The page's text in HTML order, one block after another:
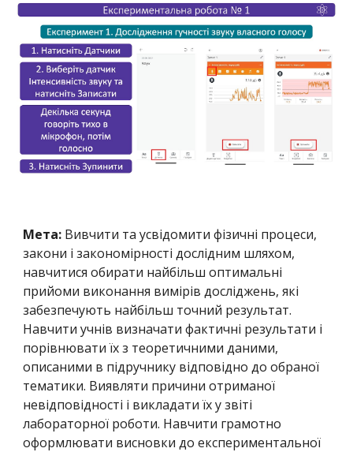
Мета: Вивчити та усвідомити фізичні процеси,
закони і закономірності дослідним шляхом,
навчитися обирати найбільш оптимальні
прийоми виконання вимірів досліджень, які
забезпечують найбільш точний результат.
Навчити учнів визначати фактичні результати і
порівнювати їх з теоретичними даними,
описаними в підручнику відповідно до обраної
тематики. Виявляти причини отриманої
невідповідності і викладати їх у звіті
лабораторної роботи. Навчити грамотно
оформлювати висновки до експериментальної